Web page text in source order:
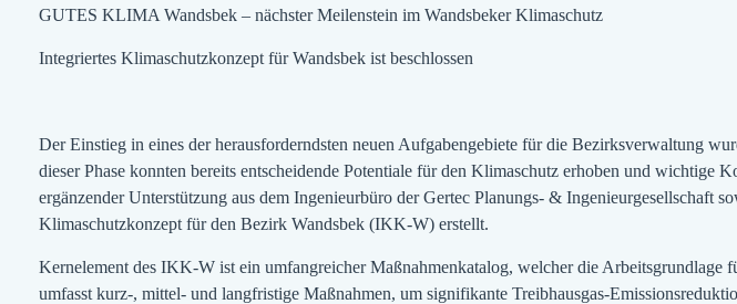
GUTES KLIMA Wandsbek – nächster Meilenstein im Wandsbeker Klimaschutz
Integriertes Klimaschutzkonzept für Wandsbek ist beschlossen
Der Einstieg in eines der herausforderndsten neuen Aufgabengebiete für die Bezirksverwaltung
dieser Phase konnten bereits entscheidende Potentiale für den Klimaschutz erhoben und
ergänzender Unterstützung aus dem Ingenieurbüro der Gertec Planungs- & Ingenieurgesellschaft
Klimaschutzkonzept für den Bezirk Wandsbek (IKK-W) erstellt.
Kernelement des IKK-W ist ein umfangreicher Maßnahmenkatalog, welcher die
umfasst kurz-, mittel- und langfristige Maßnahmen, um signifikante Treibhausgas-